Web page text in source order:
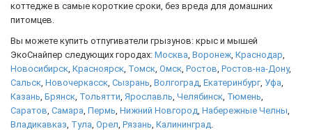
коттедже в самые короткие сроки, без вреда для домашних
питомцев.
Вы можете купить отпугиватели грызунов: крыс и мышей
ЭкоСнайпер следующих городах: Москва, Воронеж, Краснодар,
Новосибирск, Красноярск, Томск, Омск, Ростов, Ростов-на-Дону,
Сальск, Новочеркасск, Сызрань, Волгоград, Екатеринбург, Уфа,
Казань, Брянск, Тольятти, Ярославль, Челябинск, Тюмень,
Саратов, Самара, Пермь, Нижний Новгород, Набережные Челны,
Владикавказ, Тула, Орел, Рязань, Калининград.